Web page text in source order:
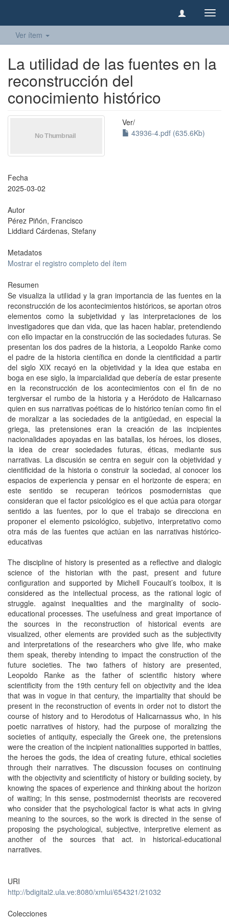
Ver ítem
La utilidad de las fuentes en la
reconstrucción del
conocimiento histórico
Ver/
43936-4.pdf (635.6Kb)
Fecha
2025-03-02
Autor
Pérez Piñón, Francisco
Liddiard Cárdenas, Stefany
Metadatos
Mostrar el registro completo del ítem
Resumen
Se visualiza la utilidad y la gran importancia de las fuentes en la
reconstrucción de los acontecimientos históricos, se aportan otros
elementos como la subjetividad y las interpretaciones de los
investigadores que dan vida, que las hacen hablar, pretendiendo
con ello impactar en la construcción de las sociedades futuras. Se
presentan los dos padres de la historia, a Leopoldo Ranke como
el padre de la historia científica en donde la cientificidad a partir
del siglo XIX recayó en la objetividad y la idea que estaba en
boga en ese siglo, la imparcialidad que debería de estar presente
en la reconstrucción de los acontecimientos con el fin de no
tergiversar el rumbo de la historia y a Heródoto de Halicarnaso
quien en sus narrativas poéticas de lo histórico tenían como fin el
de moralizar a las sociedades de la antigüedad, en especial la
griega, las pretensiones eran la creación de las incipientes
nacionalidades apoyadas en las batallas, los héroes, los dioses,
la idea de crear sociedades futuras, éticas, mediante sus
narrativas. La discusión se centra en seguir con la objetividad y
cientificidad de la historia o construir la sociedad, al conocer los
espacios de experiencia y pensar en el horizonte de espera; en
este sentido se recuperan teóricos posmodernistas que
consideran que el factor psicológico es el que actúa para otorgar
sentido a las fuentes, por lo que el trabajo se direcciona en
proponer el elemento psicológico, subjetivo, interpretativo como
otra más de las fuentes que actúan en las narrativas histórico-
educativas
The discipline of history is presented as a reflective and dialogic
science of the historian with the past, present and future
configuration and supported by Michell Foucault’s toolbox, it is
considered as the intellectual process, as the rational logic of
struggle. against inequalities and the marginality of socio-
educational processes. The usefulness and great importance of
the sources in the reconstruction of historical events are
visualized, other elements are provided such as the subjectivity
and interpretations of the researchers who give life, who make
them speak, thereby intending to impact the construction of the
future societies. The two fathers of history are presented,
Leopoldo Ranke as the father of scientific history where
scientificity from the 19th century fell on objectivity and the idea
that was in vogue in that century, the impartiality that should be
present in the reconstruction of events in order not to distort the
course of history and to Herodotus of Halicarnassus who, in his
poetic narratives of history, had the purpose of moralizing the
societies of antiquity, especially the Greek one, the pretensions
were the creation of the incipient nationalities supported in battles,
the heroes the gods, the idea of creating future, ethical societies
through their narratives. The discussion focuses on continuing
with the objectivity and scientificity of history or building society, by
knowing the spaces of experience and thinking about the horizon
of waiting; In this sense, postmodernist theorists are recovered
who consider that the psychological factor is what acts in giving
meaning to the sources, so the work is directed in the sense of
proposing the psychological, subjective, interpretive element as
another of the sources that act. in historical-educational
narratives.
URI
http://bdigital2.ula.ve:8080/xmlui/654321/21032
Colecciones